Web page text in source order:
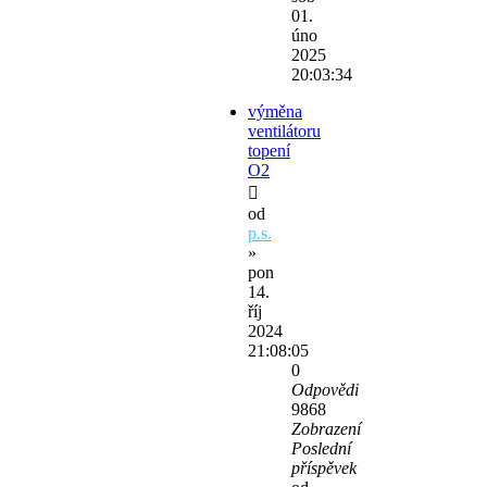
01.
úno
2025
20:03:34
výměna
ventilátoru
topení
O2
od
p.s.
»
pon
14.
říj
2024
21:08:05
0
Odpovědi
9868
Zobrazení
Poslední
příspěvek